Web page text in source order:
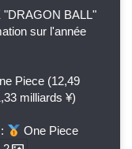
"DRAGON BALL"
sur l'année
Piece (12,49
milliards ¥)
One Piece